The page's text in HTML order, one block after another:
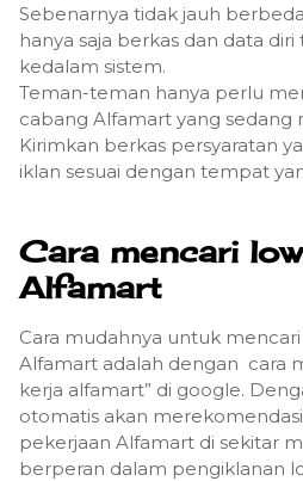
Sebenarnya tidak jauh
hanya saja berkas dan data
kedalam sistem.
Teman-teman hanya perlu
cabang Alfamart yang
Kirimkan berkas persyaratan
iklan sesuai dengan tempat
Cara mencari
Alfamart
Cara mudahnya untuk
Alfamart adalah dengan cara
kerja alfamart” di google.
otomatis akan
pekerjaan Alfamart di sekitar
berperan dalam pengiklanan